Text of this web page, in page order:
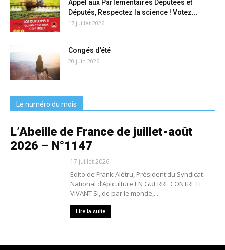
Appel aux Parlementaires Députées et
Députés, Respectez la science ! Votez...
17 juillet 2026
Congés d’été
20 juin 2026
Le numéro du mois
L’Abeille de France de juillet-août
2026 – N°1147
17 juillet 2026
Edito de Frank Alétru, Président du Syndicat
National d’Apiculture EN GUERRE CONTRE LE
VIVANT Si, de par le monde,...
Lire la suite